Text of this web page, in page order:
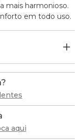
mais harmonioso.
em todo uso.
aqui